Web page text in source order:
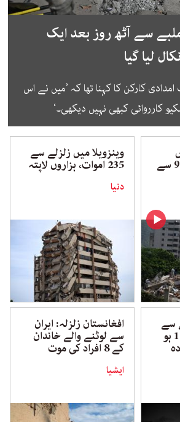
ملبے سے آٹھ روز بعد ایک
لیا گیا
کارکن کا کہنا تھا کہ ’میں نے اس
کارروائی کبھی نہیں دیکھی۔‘
اموات کی تعداد 900 سے
وینزویلا میں زلزلے سے
235 اموات، ہزاروں لاپتہ
دنیا
سے
اموات کی تعداد 188 ہو
افغانستان زلزلہ: ایران
سے لوٹنے والے خاندان
کے 8 افراد کی موت
ایشیا